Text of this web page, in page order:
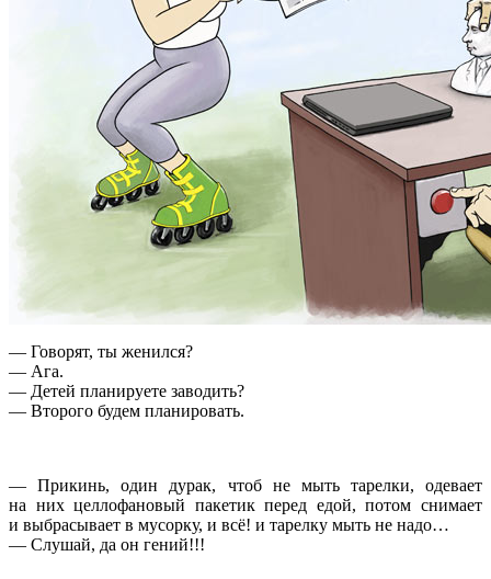
— Говорят, ты женился?
— Ага.
— Детей планируете заводить?
— Второго будем планировать.
— Прикинь, один дурак, чтоб не мыть тарелки, одевает
на них целлофановый пакетик перед едой, потом снимает
и выбрасывает в мусорку, и всё! и тарелку мыть не надо…
— Слушай, да он гений!!!